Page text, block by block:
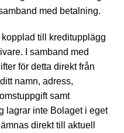
med betalning.
kopplad till kreditupplägg
I samband med
för detta direkt från
namn, adress,
samt
lagrar inte Bolaget i eget
direkt till aktuell